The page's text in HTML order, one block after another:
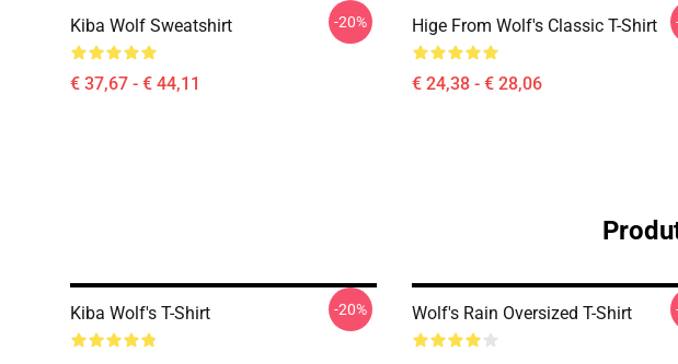
Kiba Wolf Sweatshirt
€ 37,67 - € 44,11
-20% Hige From Wolf's Classic T-Shirt
€ 24,38 - € 28,06
Kiba Wolf's T-Shirt -20% Wolf's Rain Oversized T-Shirt